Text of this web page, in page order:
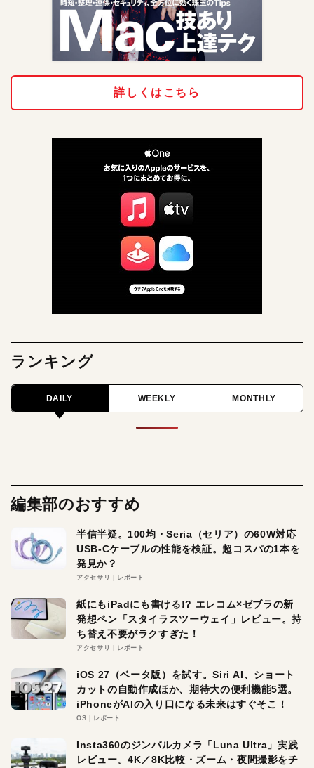
詳しくはこちら
ランキング
DAILY WEEKLY MONTHLY
編集部のおすすめ
半信半疑。100均・Seria（セリア）の60W対応
USB-Cケーブルの性能を検証。超コスパの1本を
発見か？
アクセサリ レポート
紙にもiPadにも書ける!? エレコム×ゼブラの新
発想ペン「スタイラスツーウェイ」レビュー。持
ち替え不要がラクすぎた！
アクセサリ レポート
iOS 27（ベータ版）を試す。Siri AI、ショート
カットの自動作成ほか、期待大の便利機能5選。
iPhoneがAIの入り口になる未来はすぐそこ！
OS レポート
Insta360のジンバルカメラ「Luna Ultra」実践
レビュー。4K／8K比較・ズーム・夜間撮影をチ